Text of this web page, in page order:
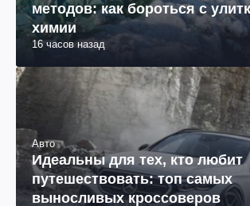
методов: как бороться с
химии
16 часов назад
Авто
Идеальны для тех, кто любит
путешествовать: топ самых
выносливых кроссоверов